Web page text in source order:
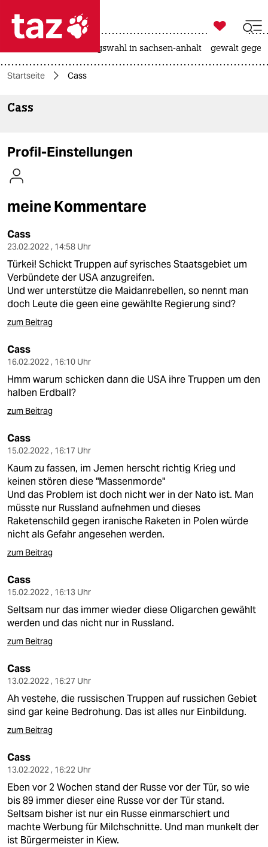

themen
kultur
sport
berlin
nord
wahrheit
verlag
verlag
veranstaltungen
fragen & hilfe
unterstützen
abo
genossenschaft
epaper login

taz zahl ich
landtagswahl in sachsen-anhalt gewalt
Startseite Cass
Cass
Profil-Einstellungen
meine Kommentare
Cass
23.02.2022 , 14:58 Uhr
Türkei! Schickt Truppen auf syrisches Staatsgebiet um
Verbündete der USA anzugreifen.
Und wer unterstütze die Maidanrebellen, so nennt man
doch Leute die geen eine gewählte Regierung sind?
zum Beitrag
Cass
16.02.2022 , 16:10 Uhr
Hmm warum schicken dann die USA ihre Truppen um den
halben Erdball?
zum Beitrag
Cass
15.02.2022 , 16:17 Uhr
Kaum zu fassen, im Jemen herscht richtig Krieg und
keinen stören diese "Massenmorde"
Und das Problem ist doch nicht wer in der Nato ist. Man
müsste nur Russland aufnehmen und dieses
Raketenschild gegen iranische Raketen in Polen würde
nicht als Gefahr angesehen werden.
zum Beitrag
Cass
15.02.2022 , 16:13 Uhr
Seltsam nur das immer wieder diese Oligarchen gewählt
werden und das nicht nur in Russland.
zum Beitrag
Cass
13.02.2022 , 16:27 Uhr
Ah vestehe, die russischen Truppen auf russichen Gebiet
sind gar keine Bedrohung. Das ist alles nur Einbildung.
zum Beitrag
Cass
13.02.2022 , 16:22 Uhr
Eben vor 2 Wochen stand der Russe vor der Tür, so wie
bis 89 immer dieser eine Russe vor der Tür stand.
Seltsam bisher ist nur ein Russe einmarschiert und
machte Werbung für Milchschnitte. Und man munkelt der
ist Bürgermeister in Kiew.